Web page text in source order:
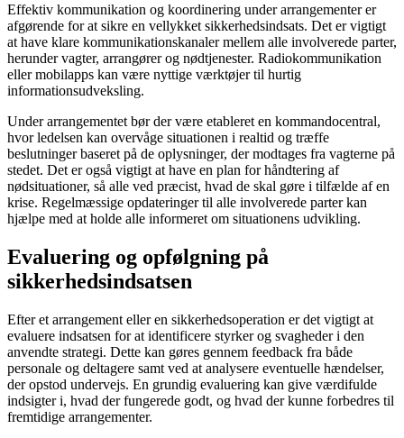
Effektiv kommunikation og koordinering under arrangementer er
afgørende for at sikre en vellykket sikkerhedsindsats. Det er vigtigt
at have klare kommunikationskanaler mellem alle involverede parter,
herunder vagter, arrangører og nødtjenester. Radiokommunikation
eller mobilapps kan være nyttige værktøjer til hurtig
informationsudveksling.
Under arrangementet bør der være etableret en kommandocentral,
hvor ledelsen kan overvåge situationen i realtid og træffe
beslutninger baseret på de oplysninger, der modtages fra vagterne på
stedet. Det er også vigtigt at have en plan for håndtering af
nødsituationer, så alle ved præcist, hvad de skal gøre i tilfælde af en
krise. Regelmæssige opdateringer til alle involverede parter kan
hjælpe med at holde alle informeret om situationens udvikling.
Evaluering og opfølgning på
sikkerhedsindsatsen
Efter et arrangement eller en sikkerhedsoperation er det vigtigt at
evaluere indsatsen for at identificere styrker og svagheder i den
anvendte strategi. Dette kan gøres gennem feedback fra både
personale og deltagere samt ved at analysere eventuelle hændelser,
der opstod undervejs. En grundig evaluering kan give værdifulde
indsigter i, hvad der fungerede godt, og hvad der kunne forbedres til
fremtidige arrangementer.